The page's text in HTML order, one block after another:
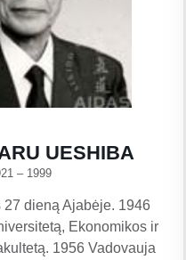
UESHIBA
– 1999
27 dieną Ajabėje. 1946
Ekonomikos ir
1956 Vadovauja